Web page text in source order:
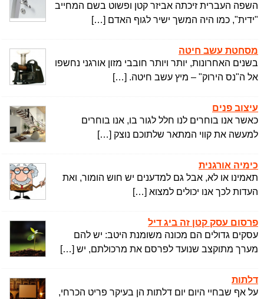
השפה העברית זיכתה אביזר קטן ופשוט בשם המחייב
"ידית", כמו היה המשך ישיר לגוף האדם […]
מסחטת עשב חיטה
בשנים האחרונות, יותר ויותר חובבי מזון אורגני נחשפו
אל ה"נס הירוק" – מיץ עשב חיטה. […]
עיצוב פנים
כאשר אנו בוחרים לנו חלל לגור בו, אנו בוחרים
למעשה את קווי המתאר שלתוכם נוצק […]
כימיה אורגנית
תאמינו או לא, אבל גם למדענים יש חוש הומור, ואת
העדות לכך אנו יכולים למצוא […]
פרסום עסק קטן זה ביג דיל
עסקים גדולים הם מכונה משומנת היטב: יש להם
מערך מתוקצב שנועד לפרסם את מרכולתם, יש […]
דלתות
על אף שבחיי היום יום דלתות הן בעיקר פריט הכרחי,